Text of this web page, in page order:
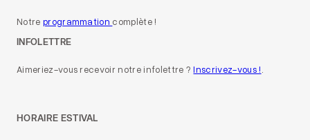
Notre programmation complète !
INFOLETTRE
Aimeriez-vous recevoir notre infolettre ?Inscrivez-vous !.
HORAIRE ESTIVAL